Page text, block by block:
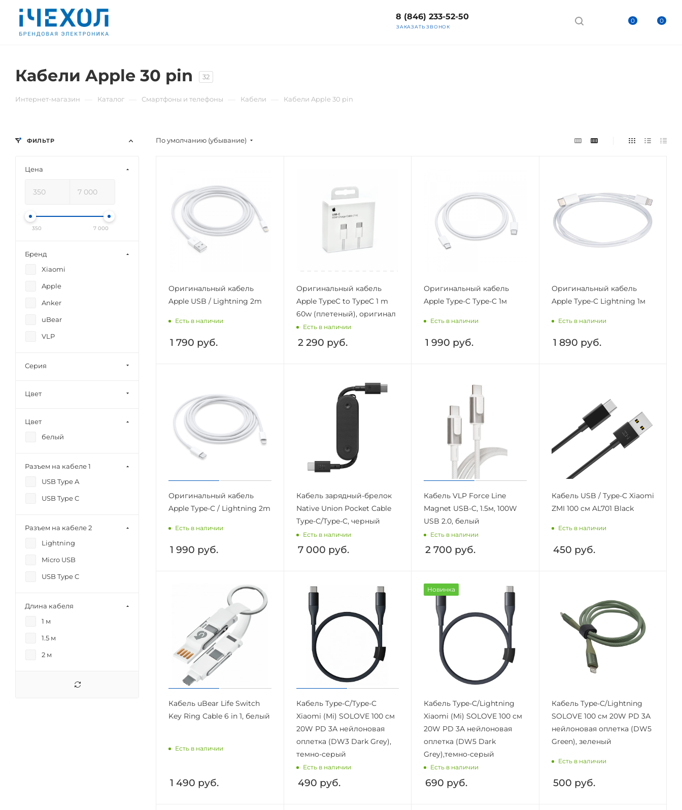
0 0
8 (846) 233-52-50
ЗАКАЗАТЬ ЗВОНОК
Кабели Apple 30 pin 32
Интернет-магазин Каталог Смартфоны и телефоны Кабели Кабели Apple 30 pin
По умолчанию (убывание)
Оригинальный кабель
Apple USB / Lightning 2m
Есть в наличии
1 790 руб.
Оригинальный кабель
Apple TypeC to TypeC 1 m
60w (плетеный), оригинал
Есть в наличии
2 290 руб.
Оригинальный кабель
Apple Type-C Type-C 1м
Есть в наличии
1 990 руб.
Оригинальный кабель
Apple Type-C Lightning 1м
Есть в наличии
1 890 руб.
Оригинальный кабель
Apple Type-C / Lightning 2m
Есть в наличии
1 990 руб.
Кабель зарядный-брелок
Native Union Pocket Cable
Type-C/Type-C, черный
Есть в наличии
7 000 руб.
Кабель VLP Force Line
Magnet USB-C, 1.5м, 100W
USB 2.0, белый
Есть в наличии
2 700 руб.
Кабель USB / Type-C Xiaomi
ZMI 100 см AL701 Black
Есть в наличии
450 руб.
Кабель uBear Life Switch
Key Ring Cable 6 in 1, белый
Есть в наличии
1 490 руб.
Кабель Type-C/Type-C
Xiaomi (Mi) SOLOVE 100 см
20W PD 3А нейлоновая
оплетка (DW3 Dark Grey),
темно-серый
Есть в наличии
490 руб.
Новинка
Кабель Type-C/Lightning
Xiaomi (Mi) SOLOVE 100 см
20W PD 3А нейлоновая
оплетка (DW5 Dark
Grey),темно-серый
Есть в наличии
690 руб.
Кабель Type-C/Lightning
SOLOVE 100 см 20W PD 3А
нейлоновая оплетка (DW5
Green), зеленый
Есть в наличии
500 руб.
ФИЛЬТР
Цена
350 7 000
Бренд
Xiaomi
Apple
Anker
uBear
VLP
Серия
Цвет
Цвет
белый
Разъем на кабеле 1
USB Type A
USB Type C
Разъем на кабеле 2
Lightning
Micro USB
USB Type C
Длина кабеля
1 м
1.5 м
2 м